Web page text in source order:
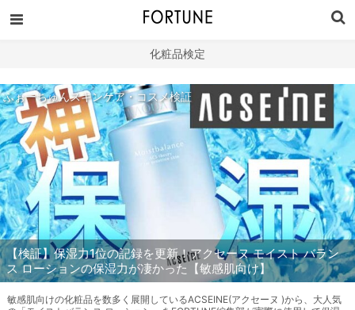
化粧品検定
ふぉーちゅんスキンケア・コスメ検証
【検証】保湿力1位の記録を更新！アクセーヌ モイスト バラン
ス ローションの保湿力が凄かった【敏感肌向け】
敏感肌向けの化粧品を数多く展開しているACSEINE(アクセーヌ )から、大人気